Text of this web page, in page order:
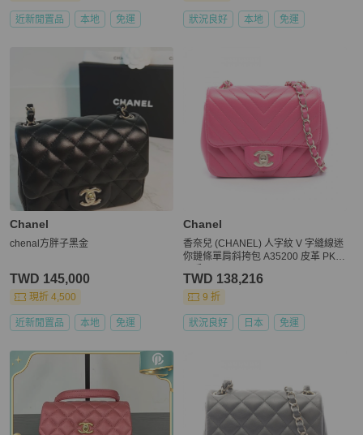
近新閒置品 本地 免運 狀況良好 本地 免運
Chanel
chenal方胖子黑金
TWD 145,000
現折 4,500
近新閒置品 本地 免運
Chanel
香奈兒 (CHANEL) 人字紋 V 字縫線迷
你鏈條單肩斜挎包 A35200 皮革 PK
TWD 138,216
9 折
狀況良好 日本 免運